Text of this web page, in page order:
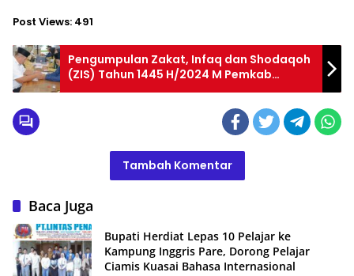
Post Views: 491
Pengumpulan Zakat, Infaq dan Shodaqoh
(ZIS) Tahun 1445 H/2024 M Pemkab
Asahan
Tambah Komentar
Baca Juga
Bupati Herdiat Lepas 10 Pelajar ke
Kampung Inggris Pare, Dorong Pelajar
Ciamis Kuasai Bahasa Internasional